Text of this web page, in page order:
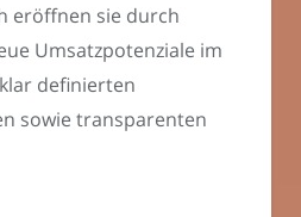
eröffnen sie durch
Umsatzpotenziale im
definierten
sowie transparenten